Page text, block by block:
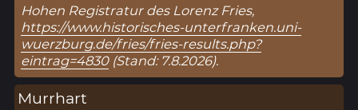
Hohen Registratur des Lorenz Fries,
https://www.historisches-unterfranken.uni-
wuerzburg.de/fries/fries-results.php?
eintrag=4830(Stand: 7.8.2026).
Murrhart